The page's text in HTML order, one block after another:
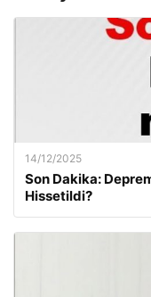
14/12/2025
Son Dakika:
Hissetildi?